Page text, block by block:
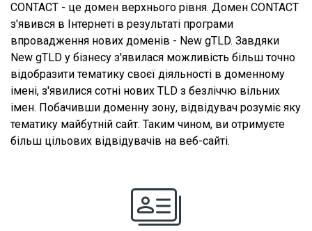
CONTACT - це домен верхнього рівня. Домен CONTACT
з'явився в Інтернеті в результаті програми
впровадження нових доменів - New gTLD. Завдяки
New gTLD у бізнесу з'явилася можливість більш точно
відобразити тематику своєї діяльності в доменному
імені, з'явилися сотні нових TLD з безліччю вільних
імен. Побачивши доменну зону, відвідувач розуміє яку
тематику майбутній сайт. Таким чином, ви отримуєте
більш цільових відвідувачів на веб-сайті.